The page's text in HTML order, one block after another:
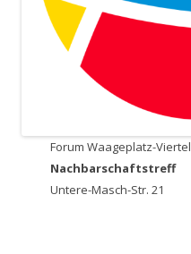
Forum Waageplatz-Viertel
Nachbarschaftstreff
Untere-Masch-Str. 21